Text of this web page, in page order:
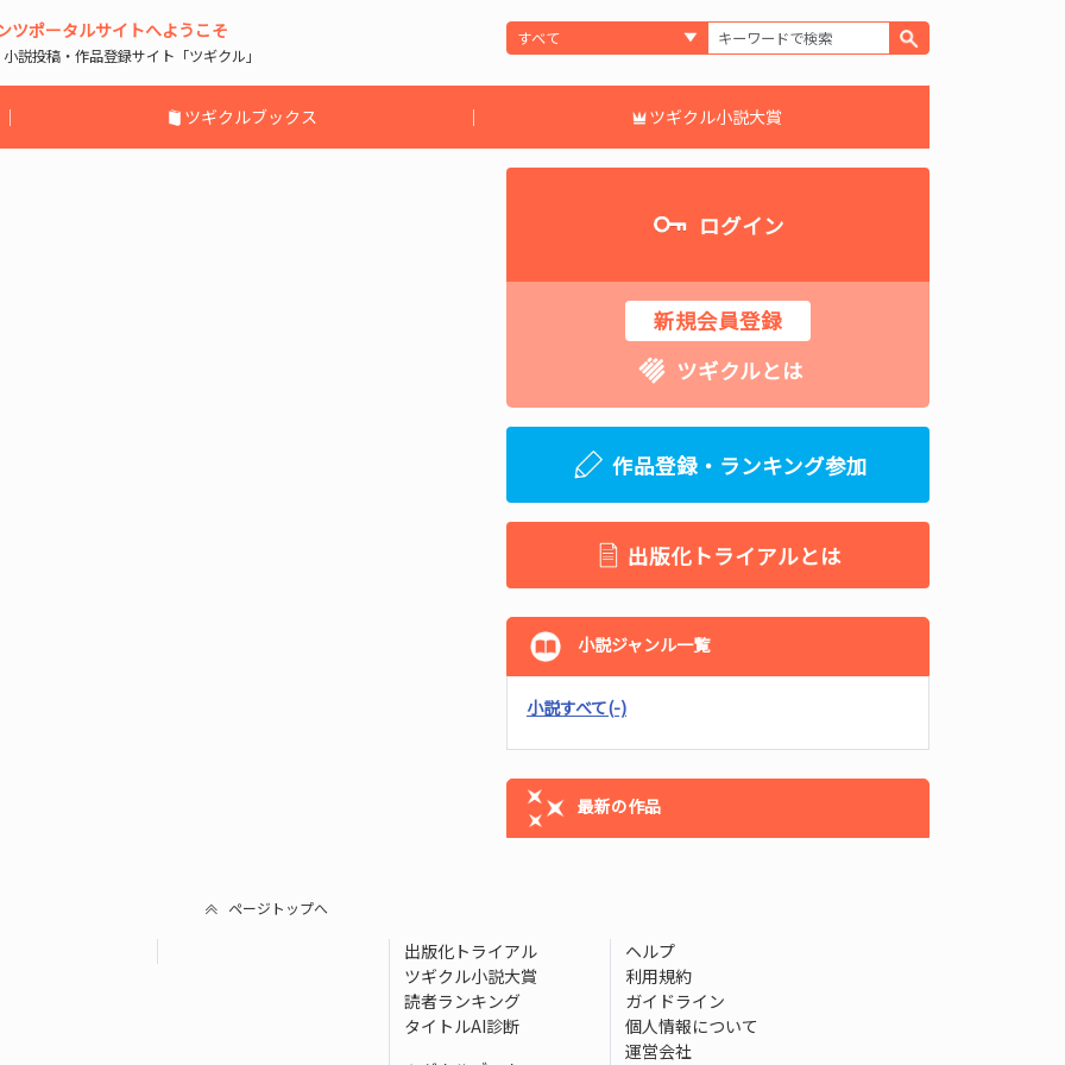
ツポータルサイトへようこそ
説投稿・作品登録サイト「ツギクル」
｜ ツギクルブックス ｜ ツギクル小説大賞
ログイン
新規会員登録
ツギクルとは
作品登録・ランキング参加
出版化トライアルとは
小説ジャンル一覧
小説すべて(-)
最新の作品
ページトップへ
出版化トライアル
ツギクル小説大賞
読者ランキング
タイトルAI診断
ヘルプ
利用規約
ガイドライン
個人情報について
運営会社